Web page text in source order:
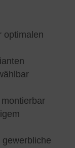
optimalen
gewerbliche